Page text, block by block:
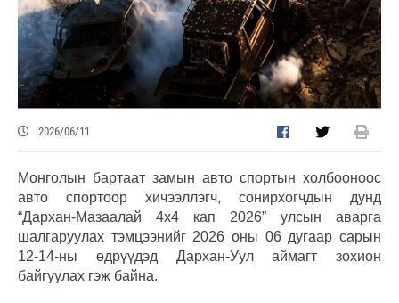
2026/06/11
Монголын бартаат замын авто спортын холбооноос
авто спортоор хичээллэгч, сонирхогчдын дунд
“Дархан-Мазаалай 4х4 кап 2026” улсын аварга
шалгаруулах тэмцээнийг 2026 оны 06 дугаар сарын
12-14-ны өдрүүдэд Дархан-Уул аймагт зохион
байгуулах гэж байна.